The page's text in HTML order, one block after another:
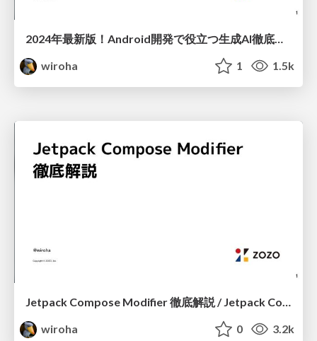
2024年最新版！Android開発で役立つ生成AI徹底比較
wiroha
1 1.5k
Jetpack Compose Modifier 徹底解説 / Jetpack Compose Modifier
wiroha
0 3.2k